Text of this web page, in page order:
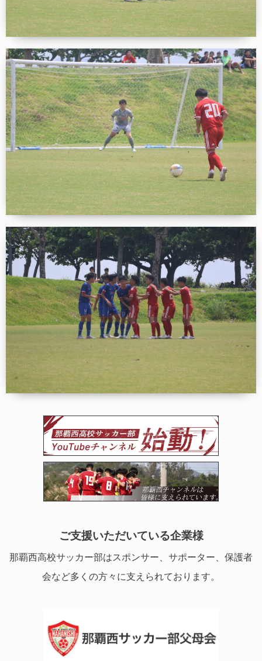
ご支援いただいている企業様
那覇西高校サッカー部はスポンサー、サポーター、保護者
会など多くの方々に支えられております。